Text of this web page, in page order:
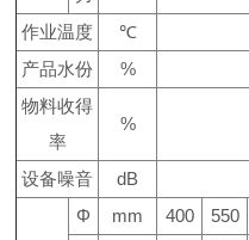
作业温度 ℃
产品水份
%
物料收得
率
%
设备噪音 dB
Φ mm 400 550